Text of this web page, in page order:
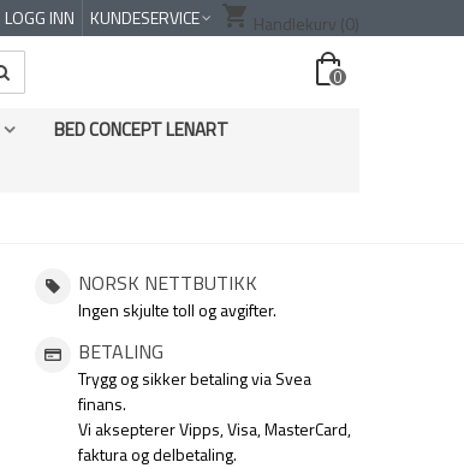
LOGG INN KUNDESERVICE shopping_cart Handlekurv (0)
0
BED CONCEPT LENART
NORSK NETTBUTIKK
Ingen skjulte toll og avgifter.
BETALING
Trygg og sikker betaling via Svea
finans.
Vi aksepterer Vipps, Visa, MasterCard,
faktura og delbetaling.